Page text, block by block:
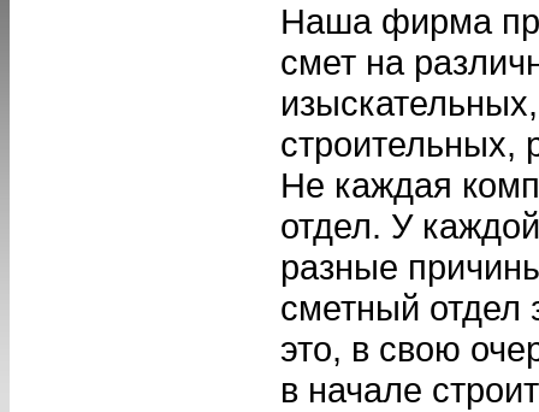
Наша фирма
смет на
строительных,
Не каждая
отдел. У
разные
сметный отдел
это, в свою
в начале